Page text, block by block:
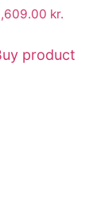
kr.
product